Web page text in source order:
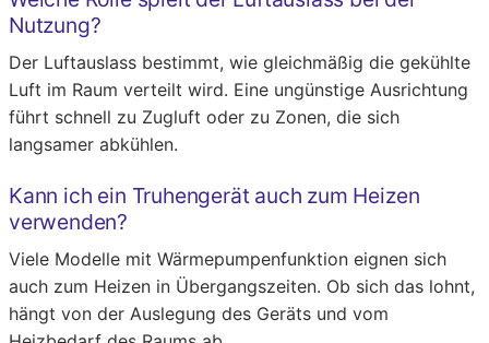
Nutzung?
Der Luftauslass bestimmt, wie gleichmäßig die gekühlte
Luft im Raum verteilt wird. Eine ungünstige Ausrichtung
führt schnell zu Zugluft oder zu Zonen, die sich
langsamer abkühlen.
Kann ich ein Truhengerät auch zum Heizen
verwenden?
Viele Modelle mit Wärmepumpenfunktion eignen sich
auch zum Heizen in Übergangszeiten. Ob sich das lohnt,
hängt von der Auslegung des Geräts und vom